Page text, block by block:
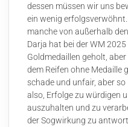
dessen müssen wir uns
ein wenig
manche von außerhalb
Darja hat bei der WM
Goldmedaillen geholt,
dem Reifen ohne Medaille
schade und unfair, aber so
also, Erfolge zu würdigen
auszuhalten und zu
der Sogwirkung zu